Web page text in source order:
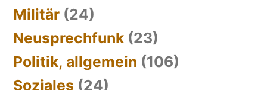
Militär (24)
Neusprechfunk (23)
Politik, allgemein (106)
Soziales (24)